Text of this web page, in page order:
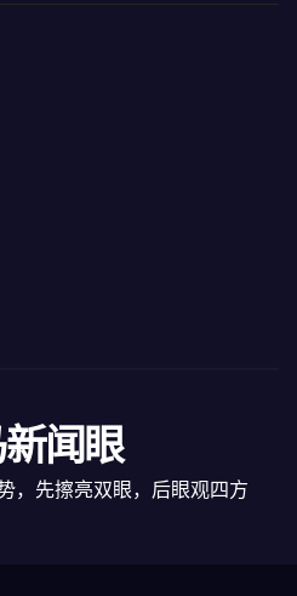
闻眼
，先擦亮双眼，后眼观四方